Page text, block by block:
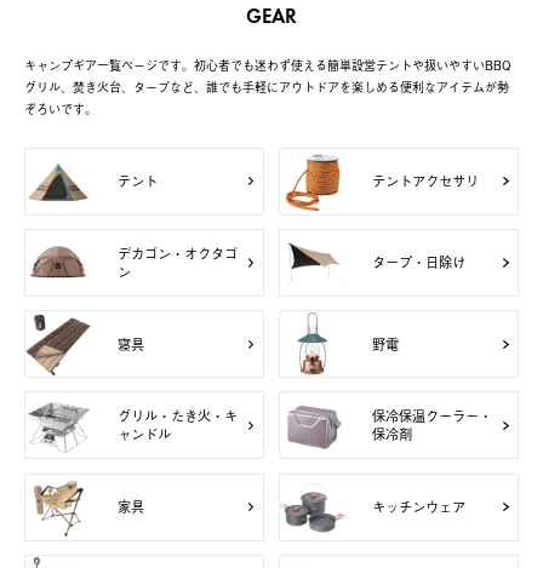
GEAR
キャンプギア一覧ページです。初心者でも迷わず使える簡単設営テントや扱いやすいBBQ
グリル、焚き火台、タープなど、誰でも手軽にアウトドアを楽しめる便利なアイテムが勢
ぞろいです。
テント テントアクセサリ
デカゴン・オクタゴ
ン
タープ・日除け
寝具 野電
グリル・たき火・キ
ャンドル
保冷保温クーラー・
保冷剤
家具 キッチンウェア